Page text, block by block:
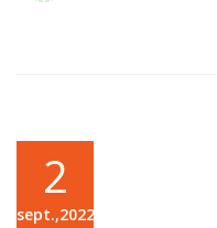
2
sept.,2022